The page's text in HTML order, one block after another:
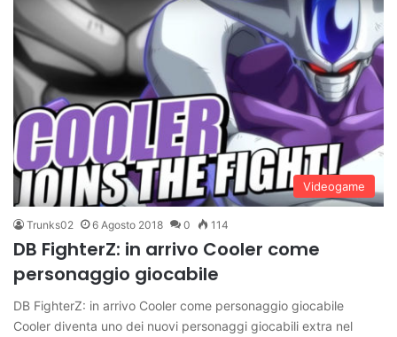
Videogame
Trunks02 6 Agosto 2018 0 114
DB FighterZ: in arrivo Cooler come
personaggio giocabile
DB FighterZ: in arrivo Cooler come personaggio giocabile
Cooler diventa uno dei nuovi personaggi giocabili extra nel